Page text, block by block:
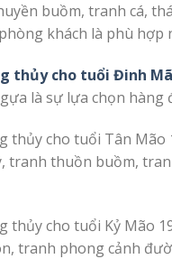
buồm, tranh cá,
khách là phù hợp
thủy cho tuổi Đinh
là sự lựa chọn hàng
thủy cho tuổi Tân Mão
tranh thuồn buồm,
thủy cho tuổi Kỷ Mão
tranh phong cảnh